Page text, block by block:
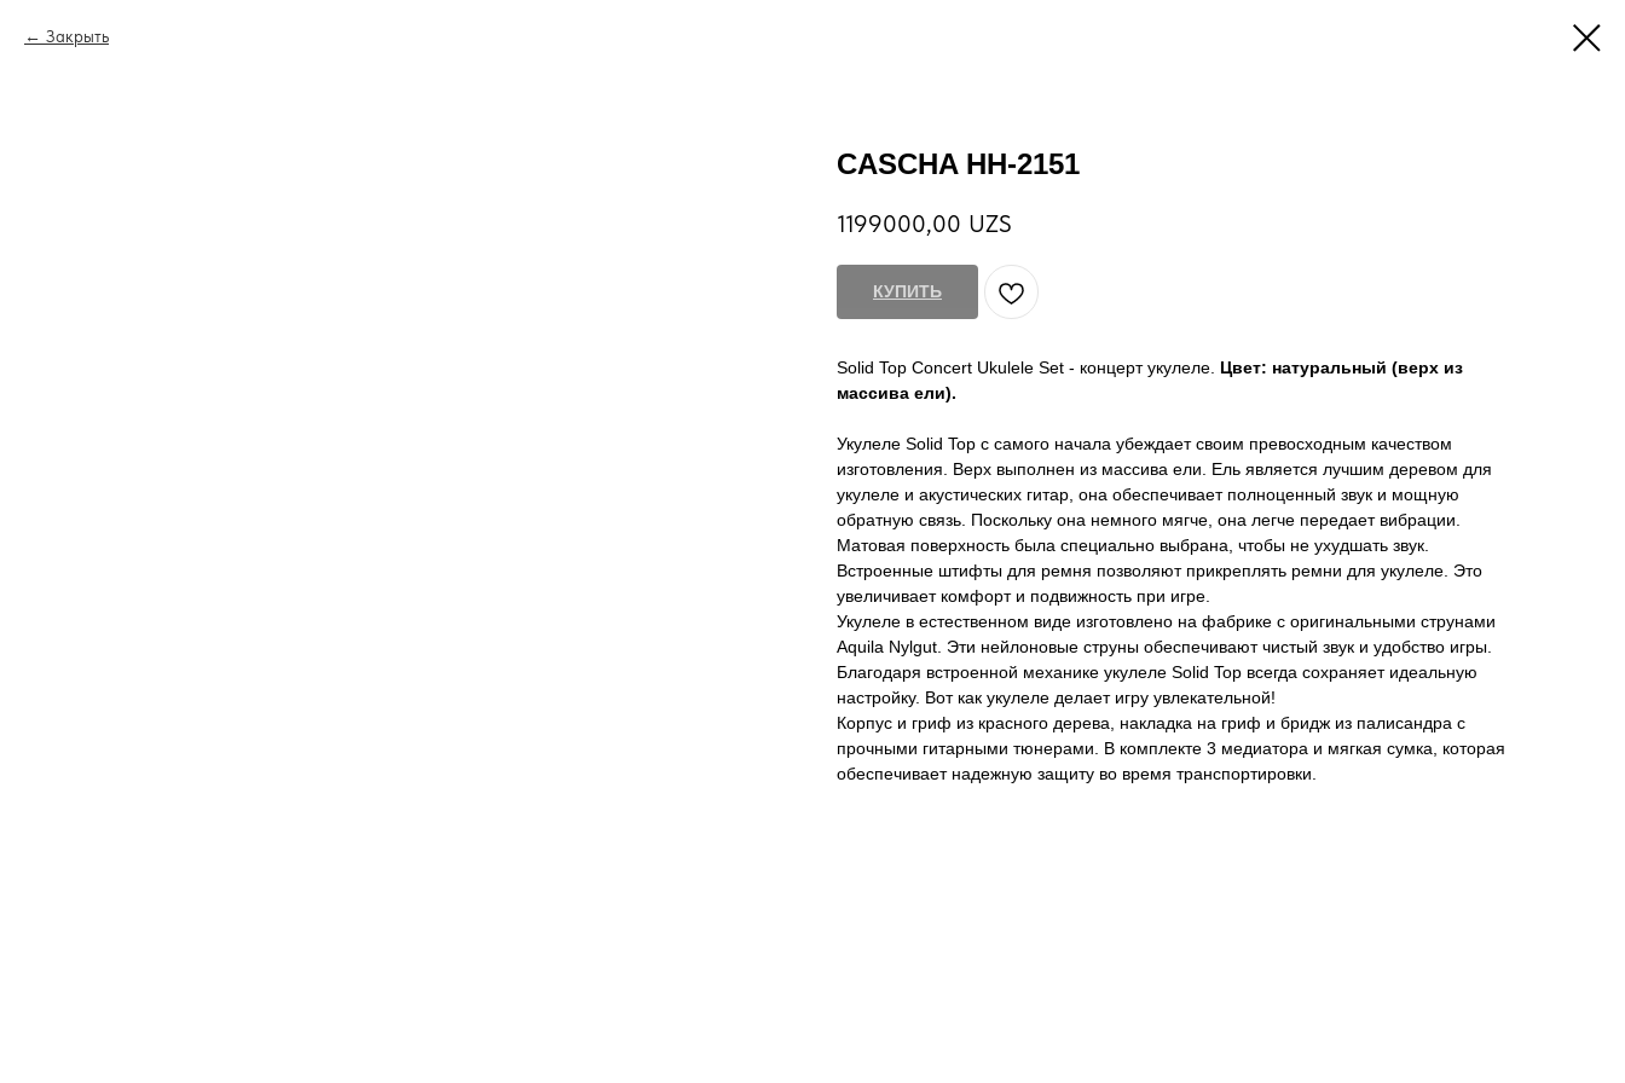
Закрыть
CASCHA HH-2151
1199000,00 UZS
КУПИТЬ
Solid Top Concert Ukulele Set - концерт укулеле. Цвет: натуральный (верх из
массива ели).
Укулеле Solid Top с самого начала убеждает своим превосходным качеством
изготовления. Верх выполнен из массива ели. Ель является лучшим деревом для
укулеле и акустических гитар, она обеспечивает полноценный звук и мощную
обратную связь. Поскольку она немного мягче, она легче передает вибрации.
Матовая поверхность была специально выбрана, чтобы не ухудшать звук.
Встроенные штифты для ремня позволяют прикреплять ремни для укулеле. Это
увеличивает комфорт и подвижность при игре.
Укулеле в естественном виде изготовлено на фабрике с оригинальными струнами
Aquila Nylgut. Эти нейлоновые струны обеспечивают чистый звук и удобство игры.
Благодаря встроенной механике укулеле Solid Top всегда сохраняет идеальную
настройку. Вот как укулеле делает игру увлекательной!
Корпус и гриф из красного дерева, накладка на гриф и бридж из палисандра с
прочными гитарными тюнерами. В комплекте 3 медиатора и мягкая сумка, которая
обеспечивает надежную защиту во время транспортировки.